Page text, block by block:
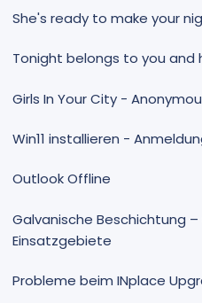
She's ready to make your
Tonight belongs to you and
Girls In Your City -
Win11 installieren -
Outlook Offline
Galvanische Beschichtung
Einsatzgebiete
Probleme beim INplace